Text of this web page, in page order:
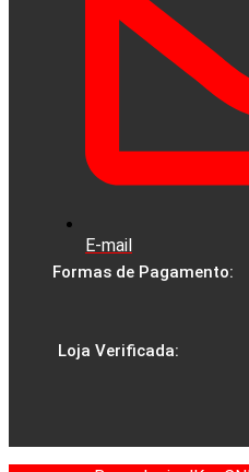
E-mail
Formas de Pagamento:
Loja Verificada: